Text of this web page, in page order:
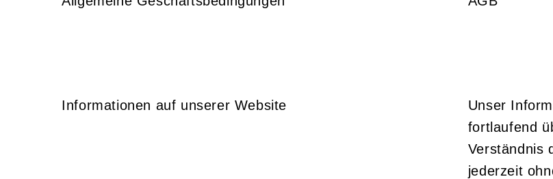
Informationen auf unserer Website
Unser
fortlaufend
Verständnis
jederzeit